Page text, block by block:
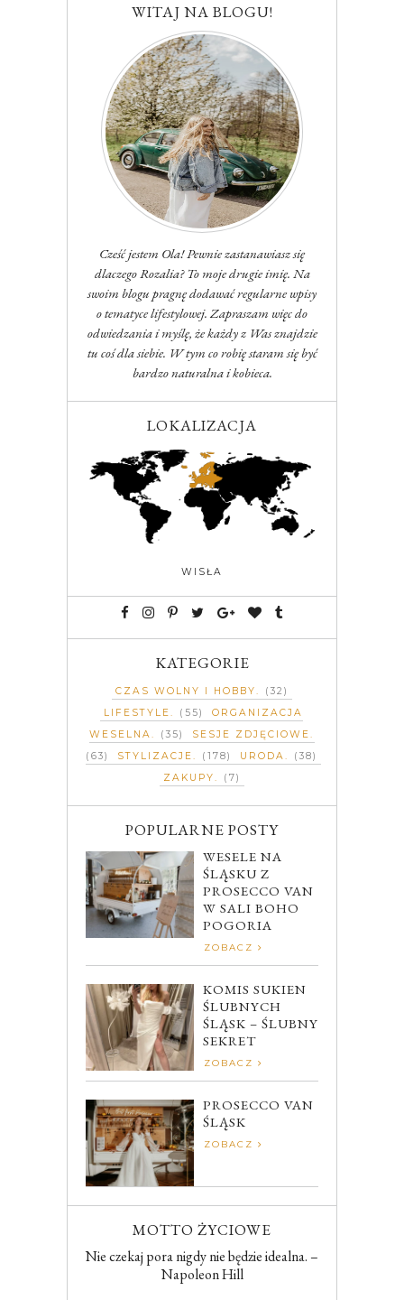
WITAJ NA BLOGU!
Cześć jestem Ola! Pewnie zastanawiasz się
dlaczego Rozalia? To moje drugie imię. Na
swoim blogu pragnę dodawać regularne wpisy
o tematyce lifestylowej. Zapraszam więc do
odwiedzania i myślę, że każdy z Was znajdzie
tu coś dla siebie. W tym co robię staram się być
bardzo naturalna i kobieca.
LOKALIZACJA
WISŁA
KATEGORIE
CZAS WOLNY I HOBBY
(32)
LIFESTYLE
(55)
ORGANIZACJA
WESELNA
(35)
SESJE ZDJĘCIOWE
(63)
STYLIZACJE (178) URODA
(38)
ZAKUPY
(7)
POPULARNE POSTY
WESELE NA
ŚLĄSKU Z
PROSECCO VAN
W SALI BOHO
POGORIA
ZOBACZ
KOMIS SUKIEN
ŚLUBNYCH
ŚLĄSK – ŚLUBNY
SEKRET
ZOBACZ
PROSECCO VAN
ŚLĄSK
ZOBACZ
MOTTO ŻYCIOWE
Nie czekaj pora nigdy nie będzie idealna. –
Napoleon Hill